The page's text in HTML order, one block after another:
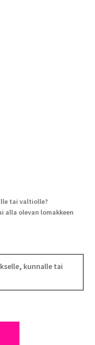
tai valtiolle?
alla olevan lomakkeen
kunnalle tai